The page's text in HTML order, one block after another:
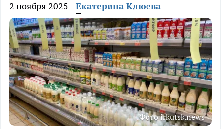
2 ноября 2025 Екатерина Клюева
Фото irkutsk.news